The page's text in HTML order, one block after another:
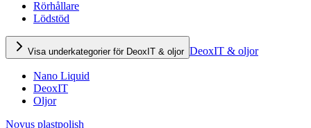
Rörhållare
Lödstöd
Visa underkategorier för DeoxIT & oljor DeoxIT & oljor
Nano Liquid
DeoxIT
Oljor
Novus plastpolish